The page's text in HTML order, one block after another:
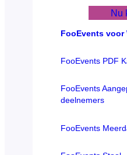
Nu
FooEvents voor
FooEvents PDF
FooEvents
deelnemers
FooEvents